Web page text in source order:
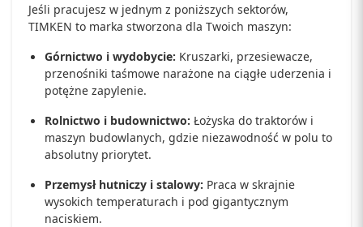
Jeśli pracujesz w jednym z poniższych sektorów,
TIMKEN to marka stworzona dla Twoich maszyn:
Górnictwo i wydobycie: Kruszarki, przesiewacze,
przenośniki taśmowe narażone na ciągłe uderzenia i
potężne zapylenie.
Rolnictwo i budownictwo: Łożyska do traktorów i
maszyn budowlanych, gdzie niezawodność w polu to
absolutny priorytet.
Przemysł hutniczy i stalowy: Praca w skrajnie
wysokich temperaturach i pod gigantycznym
naciskiem.